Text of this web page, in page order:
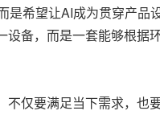
希望让AI成为贯穿产品
备，而是一套能够根据
仅要满足当下需求，也